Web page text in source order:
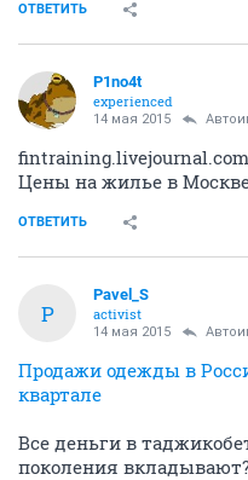
ОТВЕТИТЬ
P1no4t
experienced
14 мая 2015
Цены на жилье в
ОТВЕТИТЬ
P
Pavel_S
activist
14 мая 2015
Продажи одежды в
квартале
Все деньги в
поколения